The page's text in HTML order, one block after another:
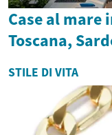
Case al mare
Toscana,
STILE DI VITA